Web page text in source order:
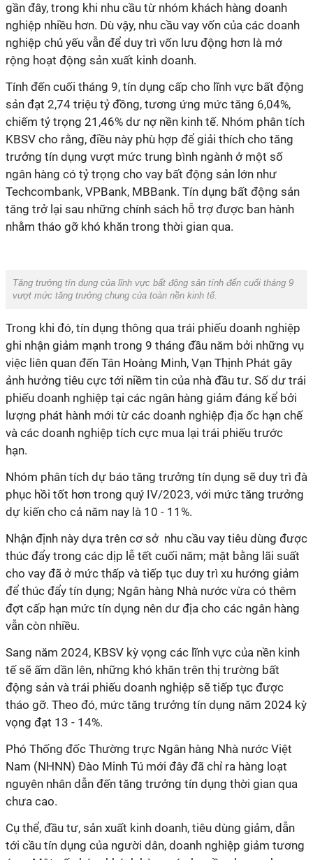
gần đây, trong khi nhu cầu từ nhóm khách hàng doanh
nghiệp nhiều hơn. Dù vậy, nhu cầu vay vốn của các doanh
nghiệp chủ yếu vẫn để duy trì vốn lưu động hơn là mở
rộng hoạt động sản xuất kinh doanh.
Tính đến cuối tháng 9, tín dụng cấp cho lĩnh vực bất động
sản đạt 2,74 triệu tỷ đồng, tương ứng mức tăng 6,04%,
chiếm tỷ trọng 21,46% dư nợ nền kinh tế. Nhóm phân tích
KBSV cho rằng, điều này phù hợp để giải thích cho tăng
trưởng tín dụng vượt mức trung bình ngành ở một số
ngân hàng có tỷ trọng cho vay bất động sản lớn như
Techcombank, VPBank, MBBank. Tín dụng bất động sản
tăng trở lại sau những chính sách hỗ trợ được ban hành
nhằm tháo gỡ khó khăn trong thời gian qua.
Tăng trưởng tín dụng của lĩnh vực bất động sản tính đến cuối tháng 9
vượt mức tăng trưởng chung của toàn nền kinh tế.
Trong khi đó, tín dụng thông qua trái phiếu doanh nghiệp
ghi nhận giảm mạnh trong 9 tháng đầu năm bởi những vụ
việc liên quan đến Tân Hoàng Minh, Vạn Thịnh Phát gây
ảnh hưởng tiêu cực tới niềm tin của nhà đầu tư. Số dư trái
phiếu doanh nghiệp tại các ngân hàng giảm đáng kể bởi
lượng phát hành mới từ các doanh nghiệp địa ốc hạn chế
và các doanh nghiệp tích cực mua lại trái phiếu trước
hạn.
Nhóm phân tích dự báo tăng trưởng tín dụng sẽ duy trì đà
phục hồi tốt hơn trong quý IV/2023, với mức tăng trưởng
dự kiến cho cả năm nay là 10 - 11%.
Nhận định này dựa trên cơ sở nhu cầu vay tiêu dùng được
thúc đẩy trong các dịp lễ tết cuối năm; mặt bằng lãi suất
cho vay đã ở mức thấp và tiếp tục duy trì xu hướng giảm
để thúc đẩy tín dụng; Ngân hàng Nhà nước vừa có thêm
đợt cấp hạn mức tín dụng nên dư địa cho các ngân hàng
vẫn còn nhiều.
Sang năm 2024, KBSV kỳ vọng các lĩnh vực của nền kinh
tế sẽ ấm dần lên, những khó khăn trên thị trường bất
động sản và trái phiếu doanh nghiệp sẽ tiếp tục được
tháo gỡ. Theo đó, mức tăng trưởng tín dụng năm 2024 kỳ
vọng đạt 13 - 14%.
Phó Thống đốc Thường trực Ngân hàng Nhà nước Việt
Nam (NHNN) Đào Minh Tú mới đây đã chỉ ra hàng loạt
nguyên nhân dẫn đến tăng trưởng tín dụng thời gian qua
chưa cao.
Cụ thể, đầu tư, sản xuất kinh doanh, tiêu dùng giảm, dẫn
tới cầu tín dụng của người dân, doanh nghiệp giảm tương